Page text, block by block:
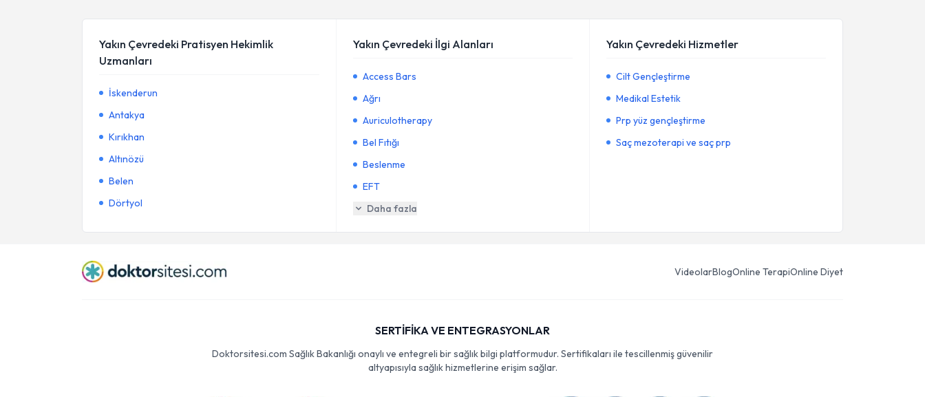
Yakın Çevredeki Pratisyen Hekimlik
Uzmanları
İskenderun
Antakya
Kırıkhan
Altınözü
Belen
Dörtyol
Yakın Çevredeki İlgi Alanları
Access Bars
Ağrı
Auriculotherapy
Bel Fıtığı
Beslenme
EFT
Daha fazla
Yakın Çevredeki Hizmetler
Cilt Gençleştirme
Medikal Estetik
Prp yüz gençleştirme
Saç mezoterapi ve saç prp
VideolarBlogOnline TerapiOnline Diyet
SERTİFİKA VE ENTEGRASYONLAR
Doktorsitesi.com Sağlık Bakanlığı onaylı ve entegreli bir sağlık bilgi platformudur. Sertifikaları ile tescillenmiş güvenilir
altyapısıyla sağlık hizmetlerine erişim sağlar.